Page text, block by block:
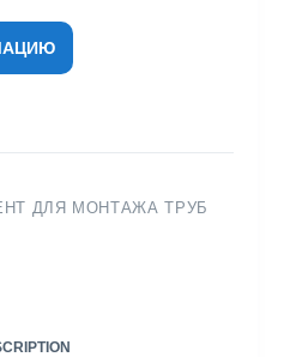
ДЛЯ МОНТАЖА ТРУБ